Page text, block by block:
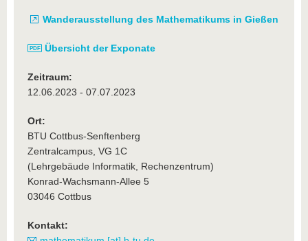
Wanderausstellung des Mathematikums in Gießen
Übersicht der Exponate
Zeitraum:
12.06.2023 - 07.07.2023
Ort:
BTU Cottbus-Senftenberg
Zentralcampus, VG 1C
(Lehrgebäude Informatik, Rechenzentrum)
Konrad-Wachsmann-Allee 5
03046 Cottbus
Kontakt: